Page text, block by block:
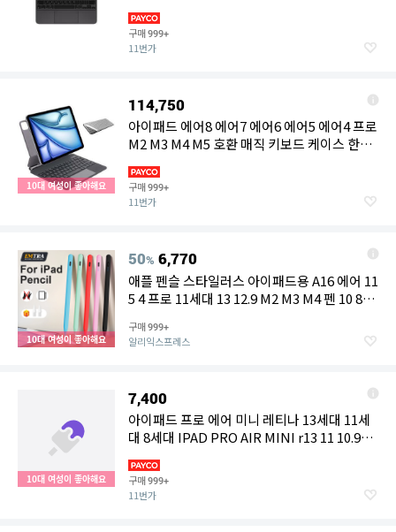
구매999+
11번가
10대 여성이 좋아해요
114,750
아이패드 에어8 에어7 에어6 에어5 에어4 프로
M2 M3 M4 M5 호환 매직 키보드 케이스 한글
10세대 11세대 A16 iPad Air Pro 10.9인치 에
어11 12.9인치 에어13
구매999+
11번가
10대 여성이 좋아해요
50% 6,770
애플 펜슬 스타일러스 아이패드용 A16 에어 11
5 4 프로 11세대 13 12.9 M2 M3 M4 펜 10 8
구매999+
알리익스프레스
10대 여성이 좋아해요
7,400
아이패드 프로 에어 미니 레티나 13세대 11세
대 8세대 IPAD PRO AIR MINI r13 11 10.9
스
구매999+
11번가